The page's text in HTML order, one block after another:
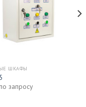
ШКАФЫ
запросу